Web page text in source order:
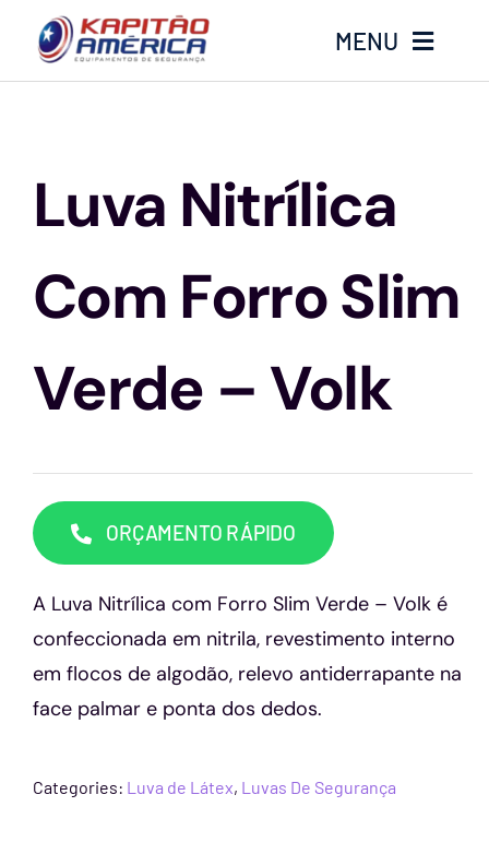
o
MENU
Produtos
Luvas
Altura
Capacetes
Contato
Luva Nitrílica
Com Forro Slim
Verde – Volk
ORÇAMENTO RÁPIDO
A Luva Nitrílica com Forro Slim Verde – Volk é
confeccionada em nitrila, revestimento interno
em flocos de algodão, relevo antiderrapante na
face palmar e ponta dos dedos.
Categories: Luva de Látex, Luvas De Segurança